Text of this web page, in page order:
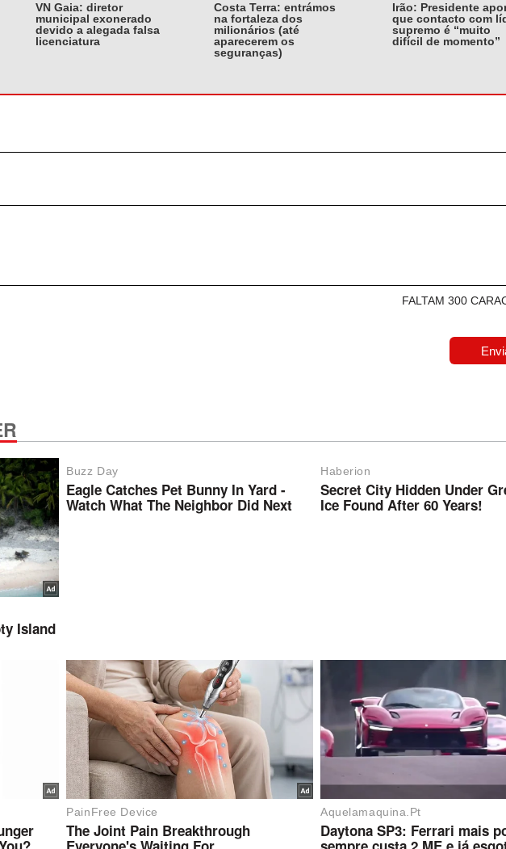
VN Gaia: diretor
municipal exonerado
devido a alegada falsa
licenciatura
Costa Terra: entrámos
na fortaleza dos
milionários (até
aparecerem os
seguranças)
Irão: Presidente
que contacto com
supremo é “muito
difícil de momento”
FALTAM 300